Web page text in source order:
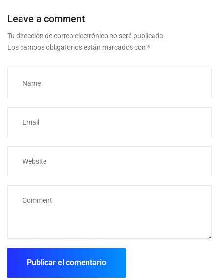
Leave a comment
Tu dirección de correo electrónico no será publicada.
Los campos obligatorios están marcados con *